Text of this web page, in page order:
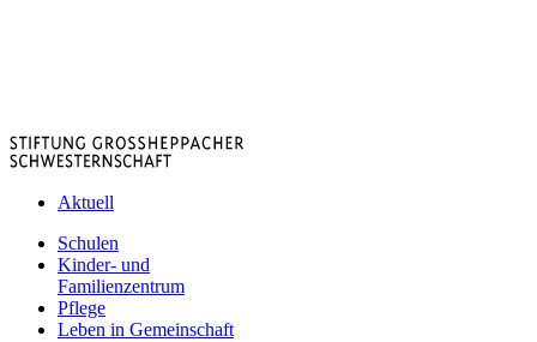
Aktuell
Schulen
Kinder- und
Familienzentrum
Pflege
Leben in Gemeinschaft